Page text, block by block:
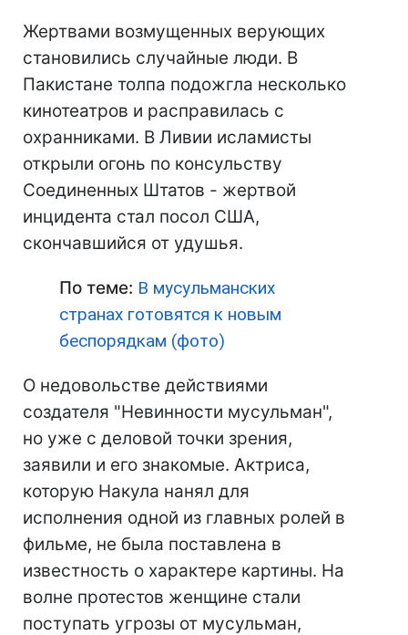
Жертвами возмущенных верующих
становились случайные люди. В
Пакистане толпа подожгла несколько
кинотеатров и расправилась с
охранниками. В Ливии исламисты
открыли огонь по консульству
Соединенных Штатов - жертвой
инцидента стал посол США,
скончавшийся от удушья.
По теме: В мусульманских
странах готовятся к новым
беспорядкам (фото)
О недовольстве действиями
создателя "Невинности мусульман",
но уже с деловой точки зрения,
заявили и его знакомые. Актриса,
которую Накула нанял для
исполнения одной из главных ролей в
фильме, не была поставлена в
известность о характере картины. На
волне протестов женщине стали
поступать угрозы от мусульман,